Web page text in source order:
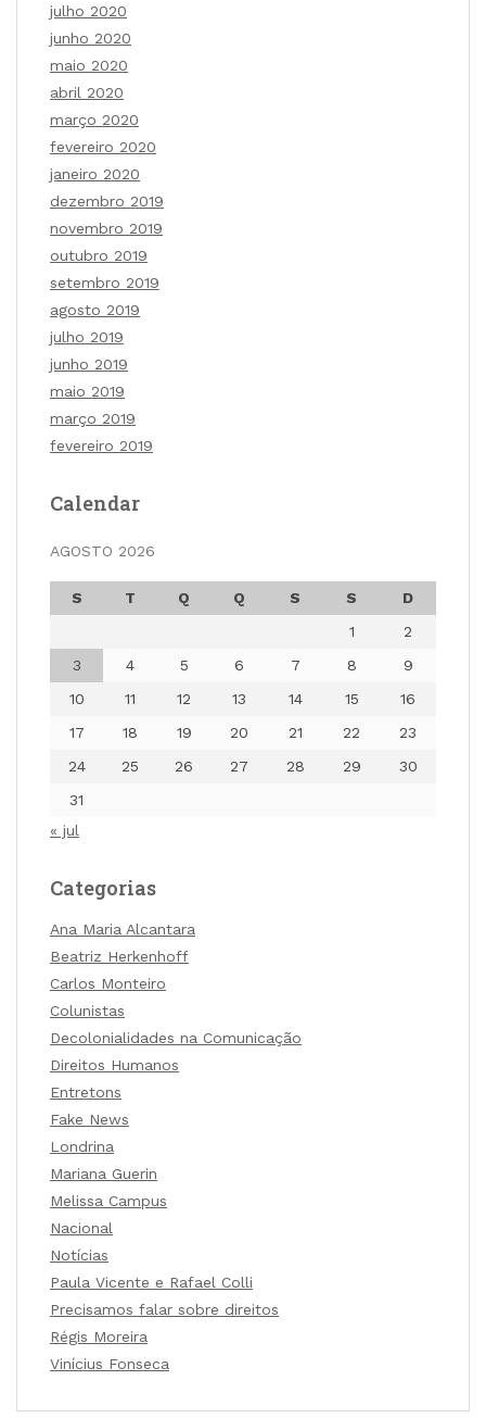
julho 2020
junho 2020
maio 2020
abril 2020
março 2020
fevereiro 2020
janeiro 2020
dezembro 2019
novembro 2019
outubro 2019
setembro 2019
agosto 2019
julho 2019
junho 2019
maio 2019
março 2019
fevereiro 2019
Calendar
AGOSTO 2026
S T Q Q S S
D
1
2
3
4 5 6 7 8
9
10
11 12 13 14 15
16
17
18 19 20 21 22
23
24
25 26 27 28 29
30
31
« jul
Categorias
Ana Maria Alcantara
Beatriz Herkenhoff
Carlos Monteiro
Colunistas
Decolonialidades na Comunicação
Direitos Humanos
Entretons
Fake News
Londrina
Mariana Guerin
Melissa Campus
Nacional
Notícias
Paula Vicente e Rafael Colli
Precisamos falar sobre direitos
Régis Moreira
Vinícius Fonseca